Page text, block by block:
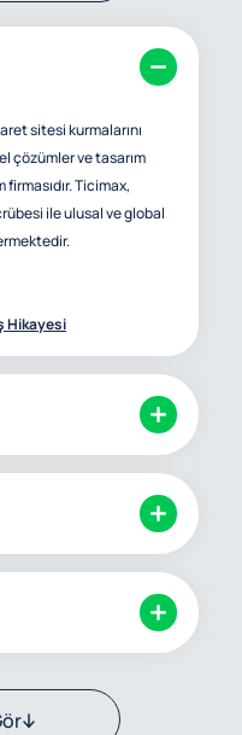
sitesi kurmalarını
çözümler ve tasarım
Ticimax,
ile ulusal ve global
Hikayesi